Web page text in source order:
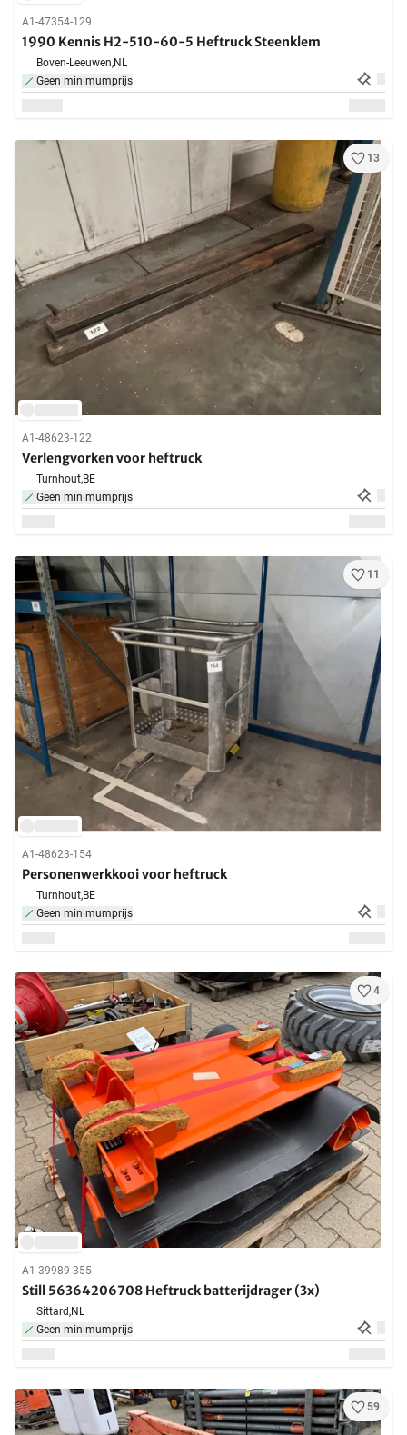
A1-47354-129
1990 Kennis H2-510-60-5 Heftruck Steenklem
Boven-Leeuwen,NL
Geen minimumprijs
13
A1-48623-122
Verlengvorken voor heftruck
Turnhout,BE
Geen minimumprijs
11
A1-48623-154
Personenwerkkooi voor heftruck
Turnhout,BE
Geen minimumprijs
4
A1-39989-355
Still 56364206708 Heftruck batterijdrager (3x)
Sittard,NL
Geen minimumprijs
59